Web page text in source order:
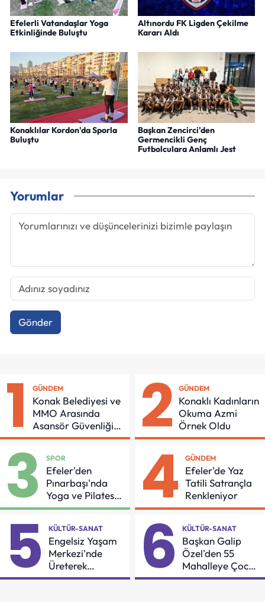
Efelerli Vatandaşlar Yoga
Etkinliğinde Buluştu
Altınordu FK Ligden Çekilme
Kararı Aldı
Konaklılar Kordon'da Sporla
Buluştu
Başkan Zencirci'den
Germencikli Genç
Futbolculara Anlamlı Jest
Yorumlar
Gönder
1 GÜNDEM
Konak Belediyesi ve
MMO Arasında
Asansör Güvenliği
İçin Önemli Protokol
2 GÜNDEM
Konaklı Kadınların
Okuma Azmi
Örnek Oldu
3 SPOR
Efeler'den
Pınarbaşı'nda
Yoga ve Pilates
Buluşması
4 GÜNDEM
Efeler'de Yaz
Tatili Satrançla
Renkleniyor
5 KÜLTÜR-SANAT
Engelsiz Yaşam
Merkezi'nde
Üreterek
Güçleniyorlar
6 KÜLTÜR-SANAT
Başkan Galip
Özel'den 55
Mahalleye Çocuk
Şenliği